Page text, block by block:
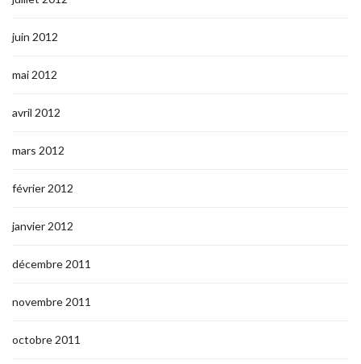
juin 2012
mai 2012
avril 2012
mars 2012
février 2012
janvier 2012
décembre 2011
novembre 2011
octobre 2011